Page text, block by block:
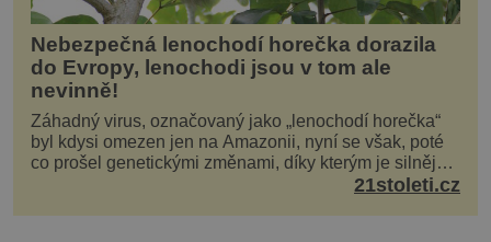
Nebezpečná lenochodí horečka dorazila
do Evropy, lenochodi jsou v tom ale
nevinně!
Záhadný virus, označovaný jako „lenochodí horečka“
byl kdysi omezen jen na Amazonii, nyní se však, poté
co prošel genetickými změnami, díky kterým je silnější,
šíří po celé Americe a první případy se objevily už i v
21stoleti.cz